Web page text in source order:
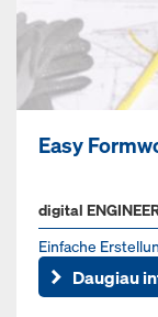
Easy
digital
Einfache
Ansichten und
Daugiau